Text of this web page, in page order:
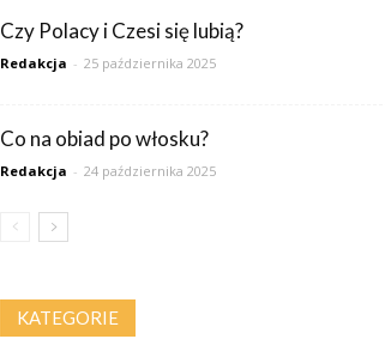
Czy Polacy i Czesi się lubią?
Redakcja - 25 października 2025
Co na obiad po włosku?
Redakcja - 24 października 2025
KATEGORIE